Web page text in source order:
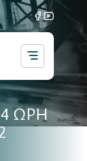
ΩΡΗ